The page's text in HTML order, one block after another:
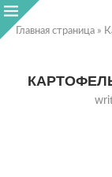
Главная страница »